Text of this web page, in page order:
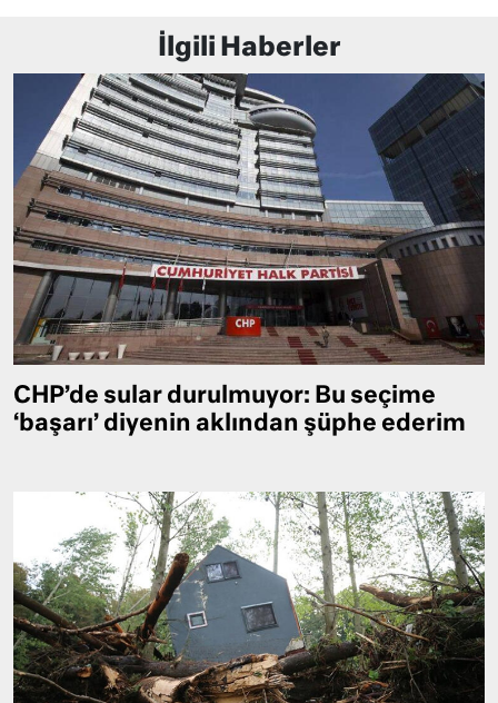
İlgili Haberler
CHP’de sular durulmuyor: Bu seçime
‘başarı’ diyenin aklından şüphe ederim